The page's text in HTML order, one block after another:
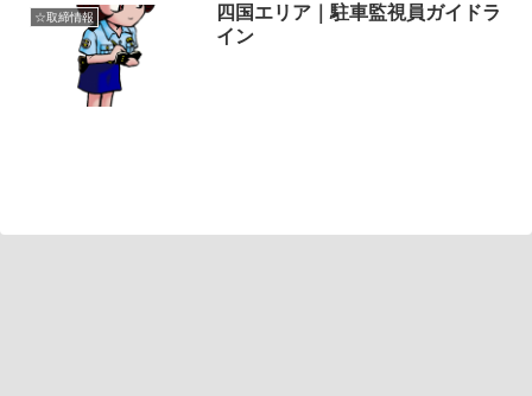
☆取締情報
四国エリア｜駐車監視員ガイドラ
イン